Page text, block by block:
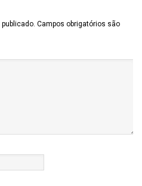
Campos obrigatórios são